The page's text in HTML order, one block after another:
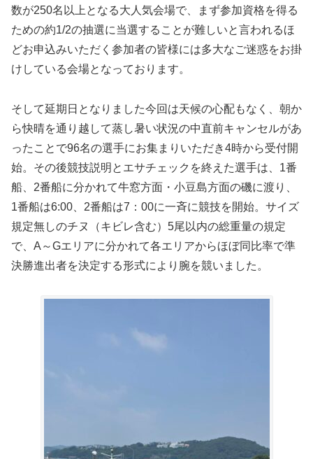
数が250名以上となる大人気会場で、まず参加資格を得る
ための約1/2の抽選に当選することが難しいと言われるほ
どお申込みいただく参加者の皆様には多大なご迷惑をお掛
けしている会場となっております。
そして延期日となりました今回は天候の心配もなく、朝か
ら快晴を通り越して蒸し暑い状況の中直前キャンセルがあ
ったことで96名の選手にお集まりいただき4時から受付開
始。その後競技説明とエサチェックを終えた選手は、1番
船、2番船に分かれて牛窓方面・小豆島方面の磯に渡り、
1番船は6:00、2番船は7：00に一斉に競技を開始。サイズ
規定無しのチヌ（キビレ含む）5尾以内の総重量の規定
で、A～Gエリアに分かれて各エリアからほぼ同比率で準
決勝進出者を決定する形式により腕を競いました。